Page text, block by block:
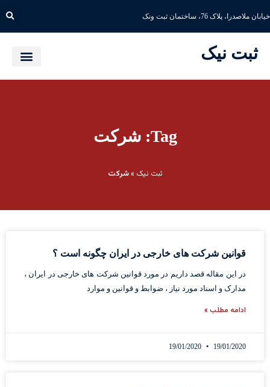
خیابان ملاصدرا، پلاک 76، ساختمان ثبت ونک
ثبت نیک
Tag: شرکت
ثبت نیک »شرکت
قوانین شرکت های خارجی در ایران چگونه است ؟
در این مقاله قصد داریم در مورد قوانین شرکت های خارجی در ایران ،
مدارک و اسناد مورد نیاز ، ضوابط و قوانین و موارد
ادامه مطلب »
19/01/2020